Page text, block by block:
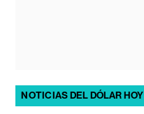
NOTICIAS DEL DÓLAR HOY